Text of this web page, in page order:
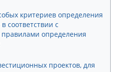
критериев определения
соответствии с
определения
проектов, для